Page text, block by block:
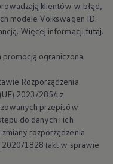
klientów w błąd,
modele Volkswagen ID.
Więcej informacji tutaj.
ograniczona.
Rozporządzenia
2023/2854 z
przepisów
do danych i ich
rozporządzenia
1828 (akt w sprawie